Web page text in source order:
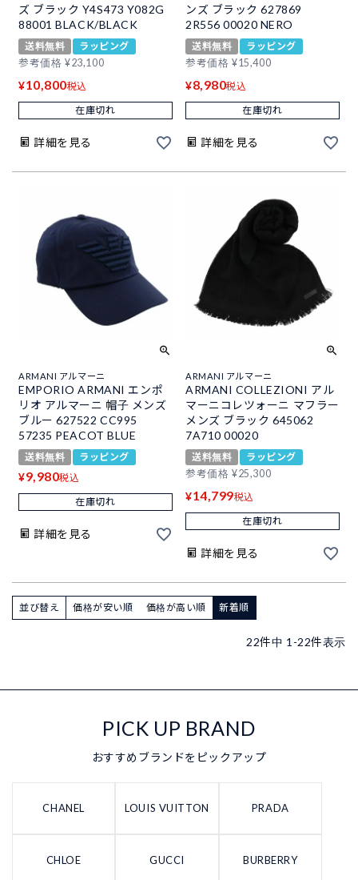
ズ ブラック Y4S473 Y082G
88001 BLACK/BLACK
送料無料
ラッピング
参考価格 ¥23,100
¥10,800税込
在庫切れ
詳細を見る
ンズ ブラック 627869
2R556 00020 NERO
送料無料
ラッピング
参考価格 ¥15,400
¥8,980税込
在庫切れ
詳細を見る
ARMANI アルマーニ
EMPORIO ARMANI エンポ
リオ アルマーニ 帽子 メンズ
ブルー 627522 CC995
57235 PEACOT BLUE
送料無料 ラッピング
¥9,980税込
在庫切れ
詳細を見る
ARMANI アルマーニ
ARMANI COLLEZIONI アル
マーニコレツォーニ マフラー
メンズ ブラック 645062
7A710 00020
送料無料
ラッピング
参考価格 ¥25,300
¥14,799税込
在庫切れ
詳細を見る
並び替え 価格が安い順 価格が高い順 新着順
22件中 1 -22件表示
PICK UP BRAND
おすすめブランドをピックアップ
CHANEL LOUIS VUITTON PRADA
CHLOE GUCCI BURBERRY